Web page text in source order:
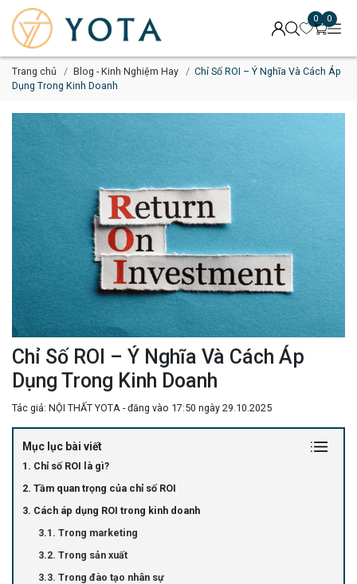
0 0
Trang chủ Blog - Kinh Nghiệm Hay
Chỉ Số ROI – Ý Nghĩa Và Cách Áp
Dụng Trong Kinh Doanh
Chỉ Số ROI – Ý Nghĩa Và Cách Áp
Dụng Trong Kinh Doanh
Tác giả: NỘI THẤT YOTA - đăng vào 17:50 ngày 29.10.2025
Mục lục bài viết
1. Chỉ số ROI là gì?
2. Tầm quan trọng của chỉ số ROI
3. Cách áp dụng ROI trong kinh doanh
3.1. Trong marketing
3.2. Trong sản xuất
3.3. Trong đào tạo nhân sự